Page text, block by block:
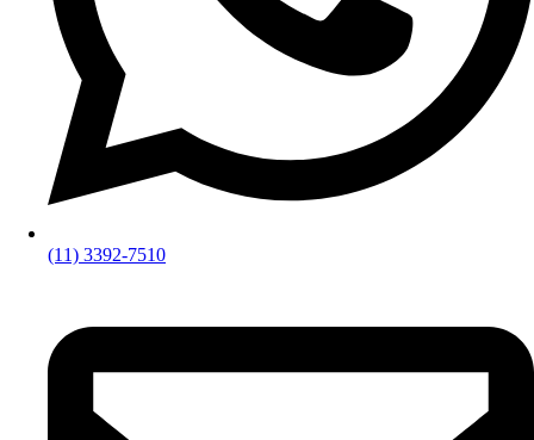
(11) 3392-7510